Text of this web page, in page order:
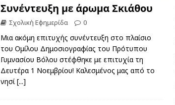
Συνέντευξη με άρωμα Σκιάθου
Σχολική Εφημερίδα 0
Μια ακόμη επιτυχής συνέντευξη στο πλαίσιο
του Ομίλου Δημοσιογραφίας του Πρότυπου
Γυμνασίου Βόλου στέφθηκε με επιτυχία τη
Δευτέρα 1 Νοεμβρίου! Καλεσμένος μας από το
νησί [...]